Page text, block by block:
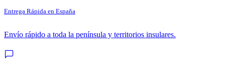
Entrega Rápida en España
Envío rápido a toda la península y territorios insulares.